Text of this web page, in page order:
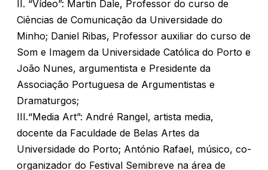
II. “Vídeo”: Martin Dale, Professor do curso de
Ciências de Comunicação da Universidade do
Minho; Daniel Ribas, Professor auxiliar do curso de
Som e Imagem da Universidade Católica do Porto e
João Nunes, argumentista e Presidente da
Associação Portuguesa de Argumentistas e
Dramaturgos;
III.“Media Art”: André Rangel, artista media,
docente da Faculdade de Belas Artes da
Universidade do Porto; António Rafael, músico, co-
organizador do Festival Semibreve na área de